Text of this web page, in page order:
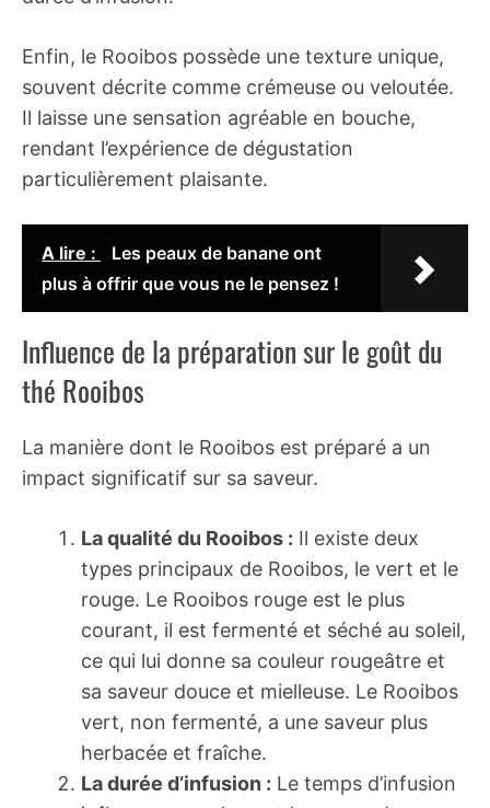
Enfin, le Rooibos possède une texture unique,
souvent décrite comme crémeuse ou veloutée.
Il laisse une sensation agréable en bouche,
rendant l’expérience de dégustation
particulièrement plaisante.
A lire :
Les peaux de banane ont
plus à offrir que vous ne le pensez !
Influence de la préparation sur le goût du
thé Rooibos
La manière dont le Rooibos est préparé a un
impact significatif sur sa saveur.
La qualité du Rooibos : Il existe deux
types principaux de Rooibos, le vert et le
rouge. Le Rooibos rouge est le plus
courant, il est fermenté et séché au soleil,
ce qui lui donne sa couleur rougeâtre et
sa saveur douce et mielleuse. Le Rooibos
vert, non fermenté, a une saveur plus
herbacée et fraîche.
La durée d’infusion : Le temps d’infusion